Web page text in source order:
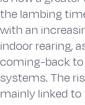
the lambing
with an
indoor rearing,
coming-back
systems. The
mainly linked